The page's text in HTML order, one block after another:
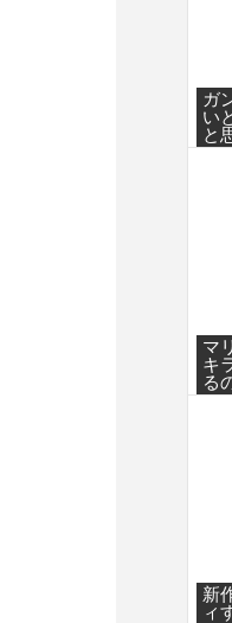
ガ
い
と
マ
キ
る
新
ィ